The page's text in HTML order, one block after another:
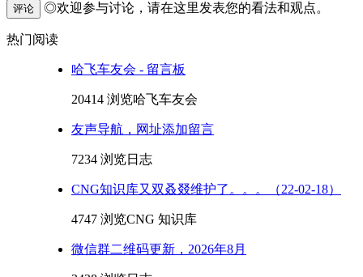
评论 ◎欢迎参与讨论，请在这里发表您的看法和观点。
热门阅读
哈飞车友会 - 留言板
20414 浏览哈飞车友会
友声导航，网址添加留言
7234 浏览日志
CNG知识库又双叒叕维护了。。。（22-02-18）
4747 浏览CNG 知识库
微信群二维码更新，2026年8月